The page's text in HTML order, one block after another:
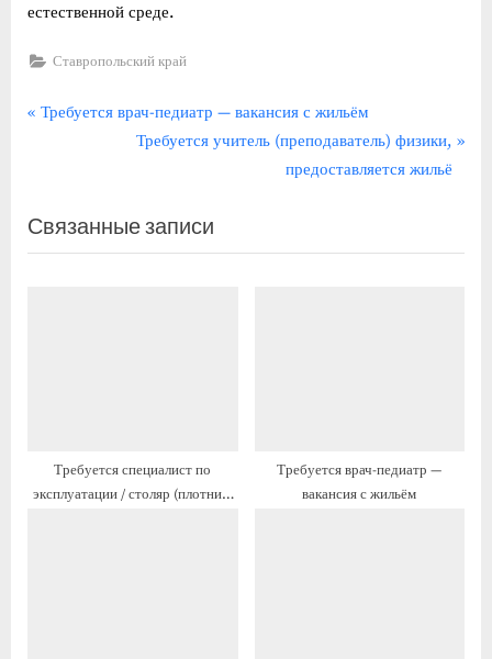
естественной среде.
Ставропольский край
Навигация
П
ы
д
Требуется врач-педиатр — вакансия с жильём
С
д
у
Требуется учитель (преподаватель) физики,
предоставляется жильё
Связанные записи
Требуется специалист по
эксплуатации / столяр (плотник)
Требуется врач-педиатр —
вакансия с жильём